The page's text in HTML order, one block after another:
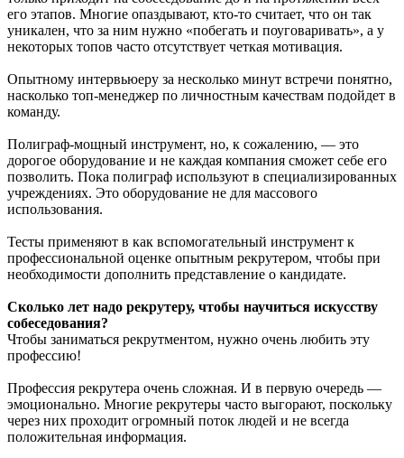
его этапов. Многие опаздывают, кто-то считает, что он так
уникален, что за ним нужно «побегать и поуговаривать», а у
некоторых топов часто отсутствует четкая мотивация.
Опытному интервьюеру за несколько минут встречи понятно,
насколько топ-менеджер по личностным качествам подойдет в
команду.
Полиграф-мощный инструмент, но, к сожалению, — это
дорогое оборудование и не каждая компания сможет себе его
позволить. Пока полиграф используют в специализированных
учреждениях. Это оборудование не для массового
использования.
Тесты применяют в как вспомогательный инструмент к
профессиональной оценке опытным рекрутером, чтобы при
необходимости дополнить представление о кандидате.
Сколько лет надо рекрутеру, чтобы научиться искусству
собеседования?
Чтобы заниматься рекрутментом, нужно очень любить эту
профессию!
Профессия рекрутера очень сложная. И в первую очередь —
эмоционально. Многие рекрутеры часто выгорают, поскольку
через них проходит огромный поток людей и не всегда
положительная информация.